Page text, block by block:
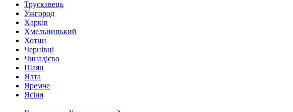
Трускавець
Ужгород
Харків
Хмельницький
Хотин
Чернівці
Чинадієво
Шаян
Ялта
Яремче
Ясіня